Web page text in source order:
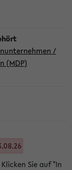
/
(MDP)
Sie auf "In